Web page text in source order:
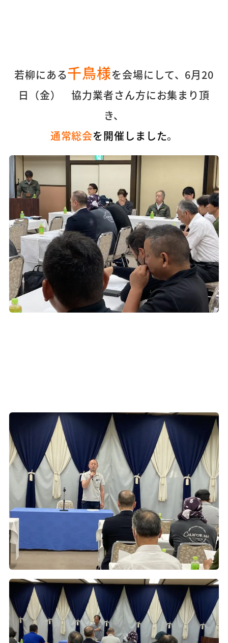
若柳にある千鳥様を会場にして、6月20
日（金） 協力業者さん方にお集まり頂
き、
通常総会を開催しました。